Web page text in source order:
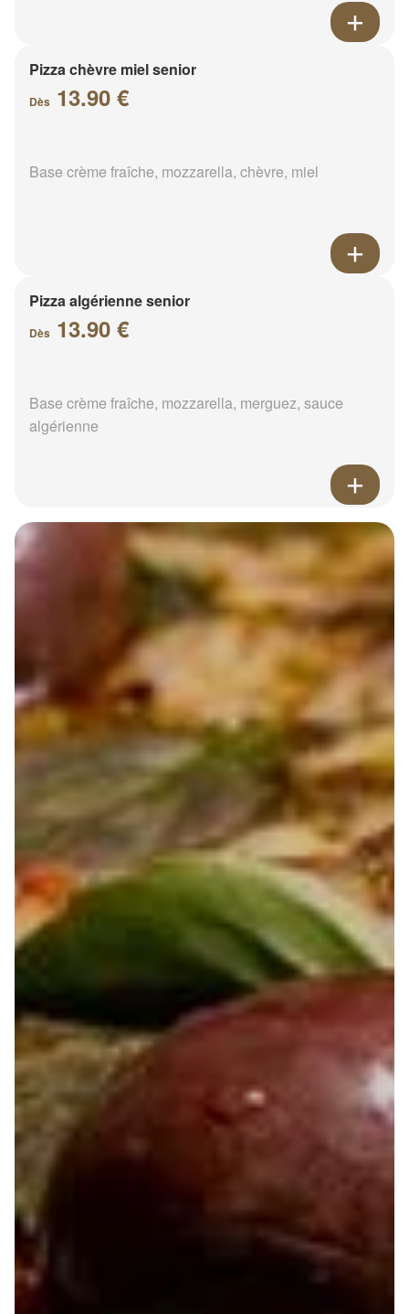
Pizza chèvre miel senior
Dès 13.90 €
Base crème fraîche, mozzarella, chèvre, miel
Pizza algérienne senior
Dès 13.90 €
Base crème fraîche, mozzarella, merguez, sauce
algérienne